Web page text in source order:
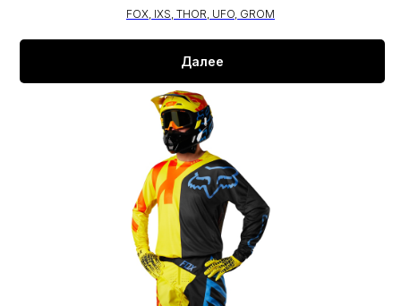
FOX, IXS, THOR, UFO, GROM
Далее